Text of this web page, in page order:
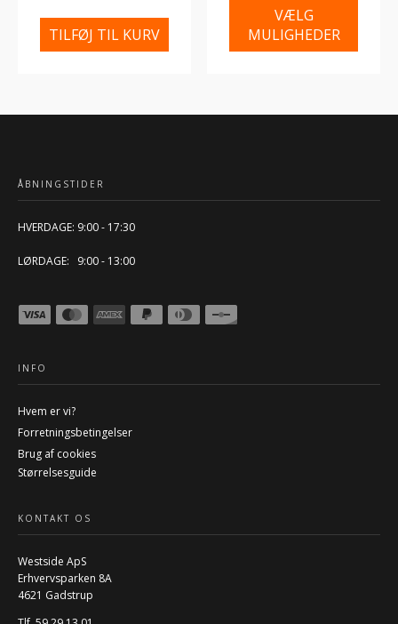
TILFØJ TIL KURV
VÆLG
MULIGHEDER
ÅBNINGSTIDER
HVERDAGE: 9:00 - 17:30
LØRDAGE: 9:00 - 13:00
INFO
Hvem er vi?
Forretningsbetingelser
Brug af cookies
Størrelsesguide
KONTAKT OS
Westside ApS
Erhvervsparken 8A
4621 Gadstrup